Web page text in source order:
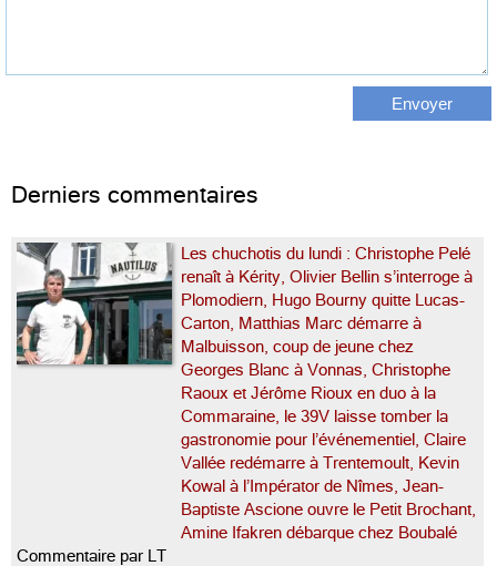
Derniers commentaires
Les chuchotis du lundi : Christophe Pelé
renaît à Kérity, Olivier Bellin s’interroge à
Plomodiern, Hugo Bourny quitte Lucas-
Carton, Matthias Marc démarre à
Malbuisson, coup de jeune chez
Georges Blanc à Vonnas, Christophe
Raoux et Jérôme Rioux en duo à la
Commaraine, le 39V laisse tomber la
gastronomie pour l’événementiel, Claire
Vallée redémarre à Trentemoult, Kevin
Kowal à l’Impérator de Nîmes, Jean-
Baptiste Ascione ouvre le Petit Brochant,
Amine Ifakren débarque chez Boubalé
Commentaire par LT